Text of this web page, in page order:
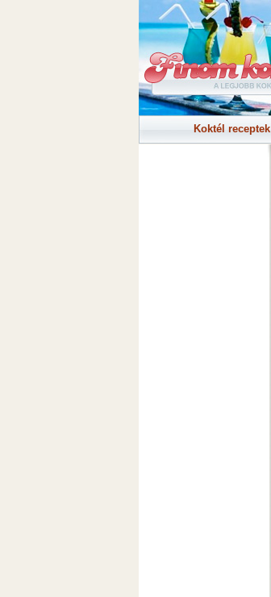
Koktél receptek